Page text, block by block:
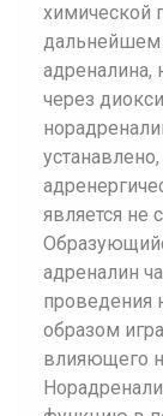
химической
дальнейшем
адреналина,
через
является не
адреналин
проведения
образом
влияющего